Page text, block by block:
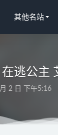
其他名站
逃公主
2 日 下午5:16